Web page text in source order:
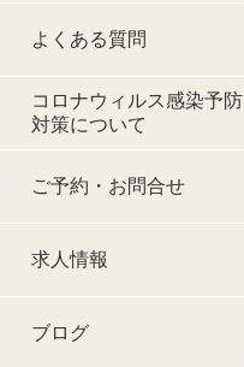
よくある質問
コロナウィルス感染予防
対策について
ご予約・お問合せ
求人情報
ブログ